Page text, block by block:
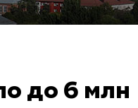
до 6 млн